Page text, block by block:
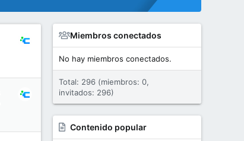
Miembros conectados
No hay miembros conectados.
Total: 296 (miembros: 0,
invitados: 296)
Contenido popular